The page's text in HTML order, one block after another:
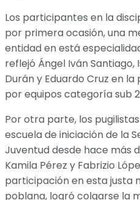
Los participantes en la
por primera ocasión, una
entidad en está
reflejó Ángel Iván
Durán y Eduardo Cruz en
por equipos categoría sub
Por otra parte, los
escuela de iniciación de la
Juventud desde hace más
Kamila Pérez y Fabrizio
participación en esta justa
poblana, logró colgarse la